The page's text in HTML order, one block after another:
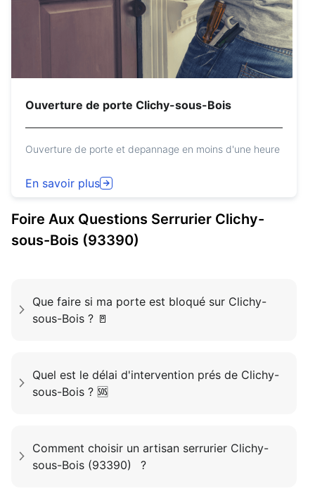
Ouverture de porte Clichy-sous-Bois
Ouverture de porte et depannage en moins d'une heure
En savoir plus
Foire Aux Questions Serrurier Clichy-
sous-Bois (93390)
Que faire si ma porte est bloqué sur Clichy-
sous-Bois ? 🚪
Quel est le délai d'intervention prés de Clichy-
sous-Bois ? 🆘
Comment choisir un artisan serrurier Clichy-
sous-Bois (93390) ?